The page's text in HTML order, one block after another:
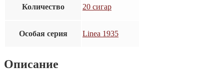
Количество 20 сигар
Особая серия Linea 1935
Описание